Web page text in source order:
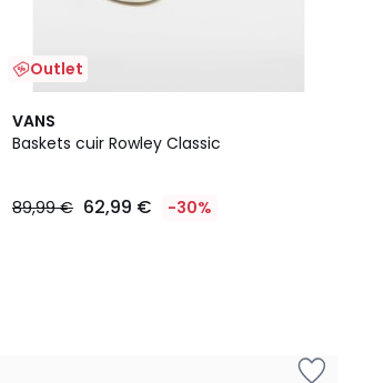
Outlet
VANS
Baskets cuir Rowley Classic
89,99 € 62,99 € -30%